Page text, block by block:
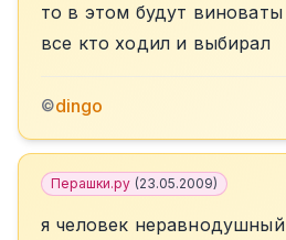
то в этом будут виноваты
все кто ходил и выбирал
©dingo
Перашки.ру (23.05.2009)
я человек неравнодушный